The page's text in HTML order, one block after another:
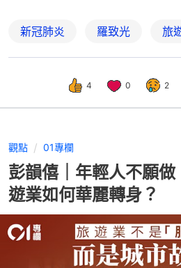
新冠肺炎 羅致光 旅
4 0 2
觀點 01專欄
彭韻僖｜年輕人不願
遊業如何華麗轉身？